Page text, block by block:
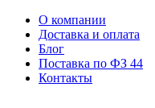
О компании
Доставка и оплата
Блог
Поставка по ФЗ 44
Контакты